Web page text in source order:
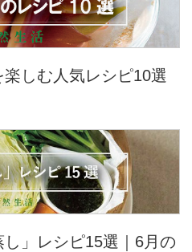
しむ人気レシピ10選
」レシピ15選｜6月の